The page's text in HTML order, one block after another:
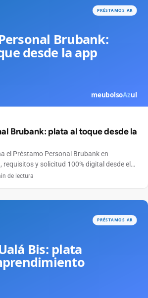
Brubank: plata al toque desde la
el Préstamo Personal Brubank en
y solicitud 100% digital desde el
de lectura